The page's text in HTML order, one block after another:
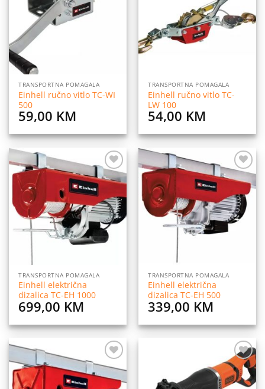
TRANSPORTNA POMAGALA
Einhell ručno vitlo TC-WI
500
59,00 KM
želja
TRANSPORTNA POMAGALA
Einhell ručno vitlo TC-
LW 100
54,00 KM
Dodaj
na
želja
TRANSPORTNA POMAGALA
Einhell električna
dizalica TC-EH 1000
699,00 KM
Dodaj
na
listu
želja
TRANSPORTNA POMAGALA
Einhell električna
dizalica TC-EH 500
339,00 KM
Dodaj
na
listu
Dodaj
na
listu